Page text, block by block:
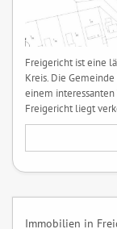
Freigericht ist eine
Kreis. Die
einem
Freigericht liegt
Immobilien in